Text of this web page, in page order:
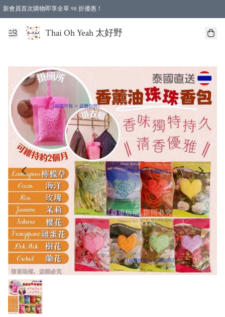
新會員首次購物即享全單 98 折優惠！
特選會員可享全單低至 96 折優惠！
Thai Oh Yeah 太好野